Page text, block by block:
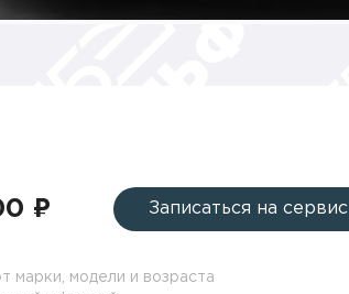
₽ Записаться на сервис
марки, модели и возраста